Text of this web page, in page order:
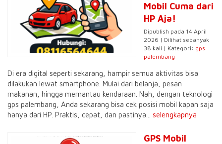
Mobil Cuma dari
HP Aja!
Dipublish pada 14 April
2026 | Dilihat sebanyak
38 kali | Kategori: gps
palembang
Di era digital seperti sekarang, hampir semua aktivitas bisa
dilakukan lewat smartphone. Mulai dari belanja, pesan
makanan, hingga memantau kendaraan. Nah, dengan teknologi
gps palembang, Anda sekarang bisa cek posisi mobil kapan saja
hanya dari HP. Praktis, cepat, dan pastinya... selengkapnya
GPS Mobil